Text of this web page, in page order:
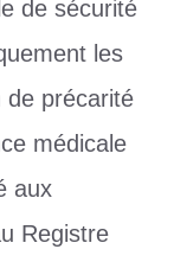
de sécurité
les
de précarité
médicale
aux
Registre